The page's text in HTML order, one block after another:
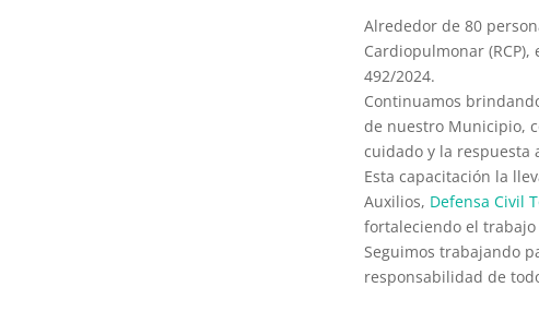
Alrededor de 80
Cardiopulmonar
492/2024.
Continuamos
de nuestro Municipio,
cuidado y la respuesta
Esta capacitación la
Auxilios, Defensa Civil
fortaleciendo el
Seguimos trabajando
responsabilidad de